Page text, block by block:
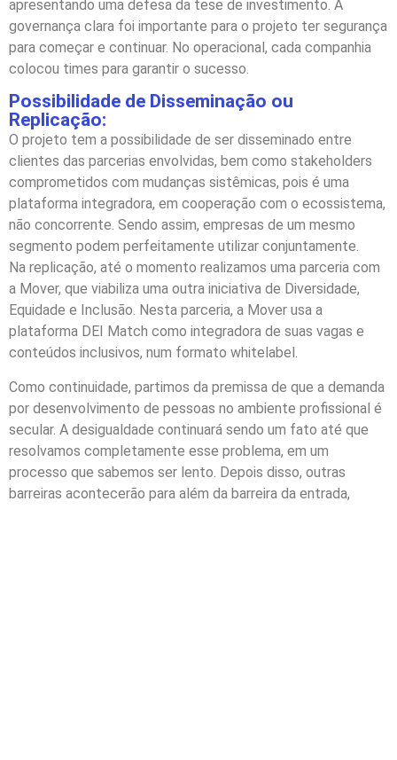
apresentando uma defesa da tese de investimento. A
governança clara foi importante para o projeto ter segurança
para começar e continuar. No operacional, cada companhia
colocou times para garantir o sucesso.
Possibilidade de Disseminação ou
Replicação:
O projeto tem a possibilidade de ser disseminado entre
clientes das parcerias envolvidas, bem como stakeholders
comprometidos com mudanças sistêmicas, pois é uma
plataforma integradora, em cooperação com o ecossistema,
não concorrente. Sendo assim, empresas de um mesmo
segmento podem perfeitamente utilizar conjuntamente.
Na replicação, até o momento realizamos uma parceria com
a Mover, que viabiliza uma outra iniciativa de Diversidade,
Equidade e Inclusão. Nesta parceria, a Mover usa a
plataforma DEI Match como integradora de suas vagas e
conteúdos inclusivos, num formato whitelabel.
Como continuidade, partimos da premissa de que a demanda
por desenvolvimento de pessoas no ambiente profissional é
secular. A desigualdade continuará sendo um fato até que
resolvamos completamente esse problema, em um
processo que sabemos ser lento. Depois disso, outras
barreiras acontecerão para além da barreira da entrada,